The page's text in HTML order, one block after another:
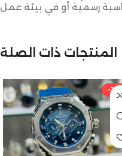
المنتجات ذات الصلة
-25%